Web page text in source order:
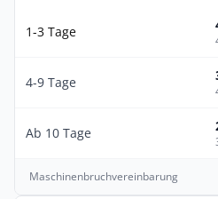
1-3 Tage
4-9 Tage
Ab 10 Tage
Maschinenbruchvereinbarung